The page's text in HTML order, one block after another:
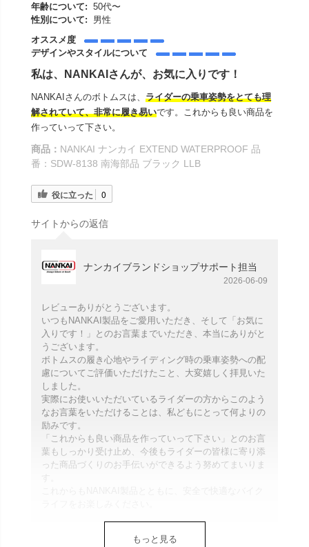
年齢について: 50代〜
性別について:
男性
オススメ度
デザインやスタイルについて
私は、NANKAIさんが、お気に入りです！
NANKAIさんのボトムスは、 ライダーの乗車姿勢をとても理
解されていて、非常に履き易いです。これからも良い商品を
作っていって下さい。
商品： NANKAI ナンカイ EXTEND WATERPROOF 品
番：SDW-8138 南海部品 ブラック LLB
役に立った 0
サイトからの返信
ナンカイブランドショップサポート担当
2026-06-09
レビューありがとうございます。
いつもNANKAI製品をご愛用いただき、そして「お気に
入りです！」とのお言葉までいただき、本当にありがと
うございます。
ボトムスの履き心地やライディング時の乗車姿勢への配
慮についてご評価いただけたこと、大変嬉しく拝見いた
しました。
実際にお使いいただいているライダーの方からこのよう
なお言葉をいただけることは、私どもにとって何よりの
励みです。
「これからも良い商品を作っていって下さい」とのお言
葉もしっかり受け止め、今後もライダーの皆様に寄り添
った商品づくりのお手伝いができるよう努めてまいりま
もっと見る